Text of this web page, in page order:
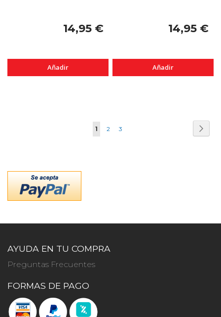
14,95 €
Añadir
14,95 €
Añadir
Página
Actualmente
1 Página
2 Página
3
AYUDA EN TU COMPRA
Preguntas Frecuentes
FORMAS DE PAGO